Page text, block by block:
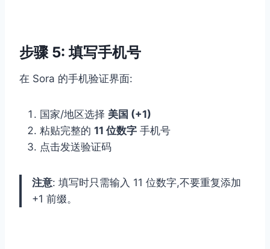
步骤 5: 填写手机号
在 Sora 的手机验证界面:
国家/地区选择 美国 (+1)
粘贴完整的 11 位数字 手机号
点击发送验证码
注意: 填写时只需输入 11 位数字,不要重复添加
+1 前缀。